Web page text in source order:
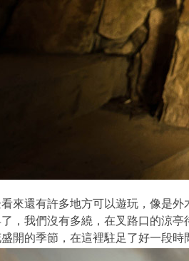
來還有許多地方可以遊玩，像是
，我們沒有多繞，在叉路口的涼
開的季節，在這裡駐足了好一段時